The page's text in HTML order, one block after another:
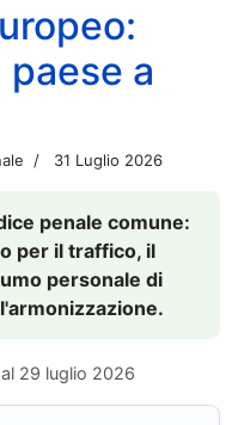
a
31 Luglio 2026
penale comune:
per il traffico, il
personale di
29 luglio 2026